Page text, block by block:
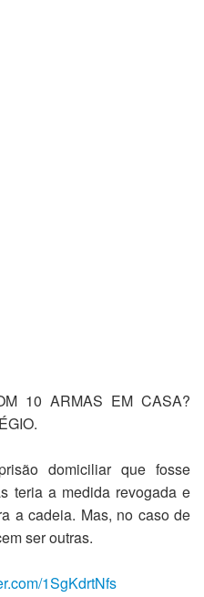
10 ARMAS EM CASA?
domiciliar que fosse
teria a medida revogada e
a cadeia. Mas, no caso de
ser outras.
1SgKdrtNfs